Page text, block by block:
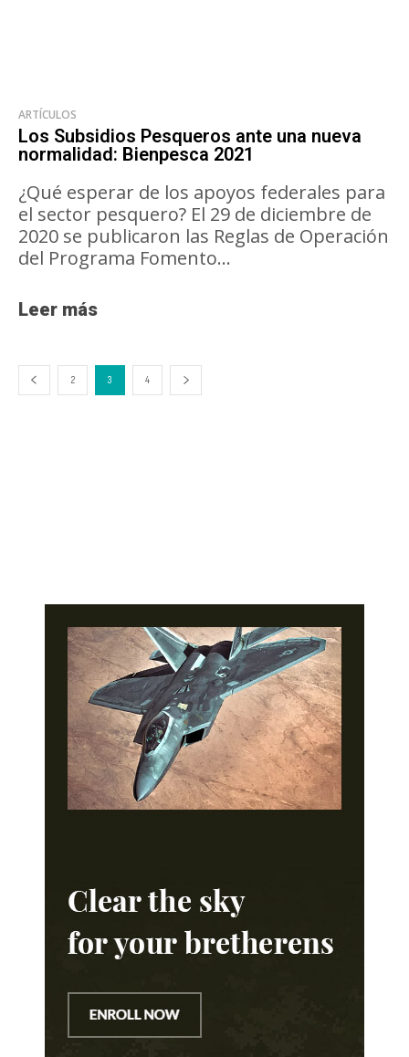
ARTÍCULOS
Los Subsidios Pesqueros ante una nueva
normalidad: Bienpesca 2021
¿Qué esperar de los apoyos federales para
el sector pesquero? El 29 de diciembre de
2020 se publicaron las Reglas de Operación
del Programa Fomento...
Leer más
2 3 4